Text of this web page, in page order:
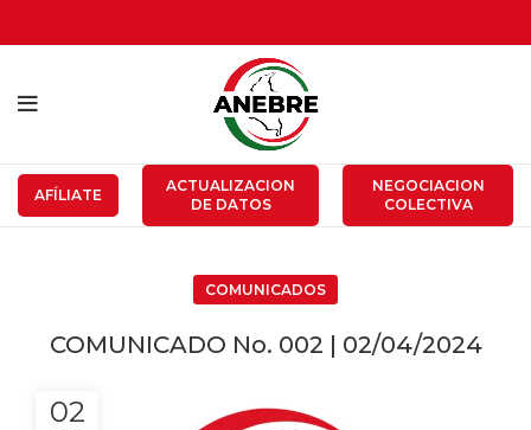
AFÍLIATE
ACTUALIZACION
DE DATOS
NEGOCIACION
COLECTIVA
COMUNICADOS
COMUNICADO No. 002 | 02/04/2024
02